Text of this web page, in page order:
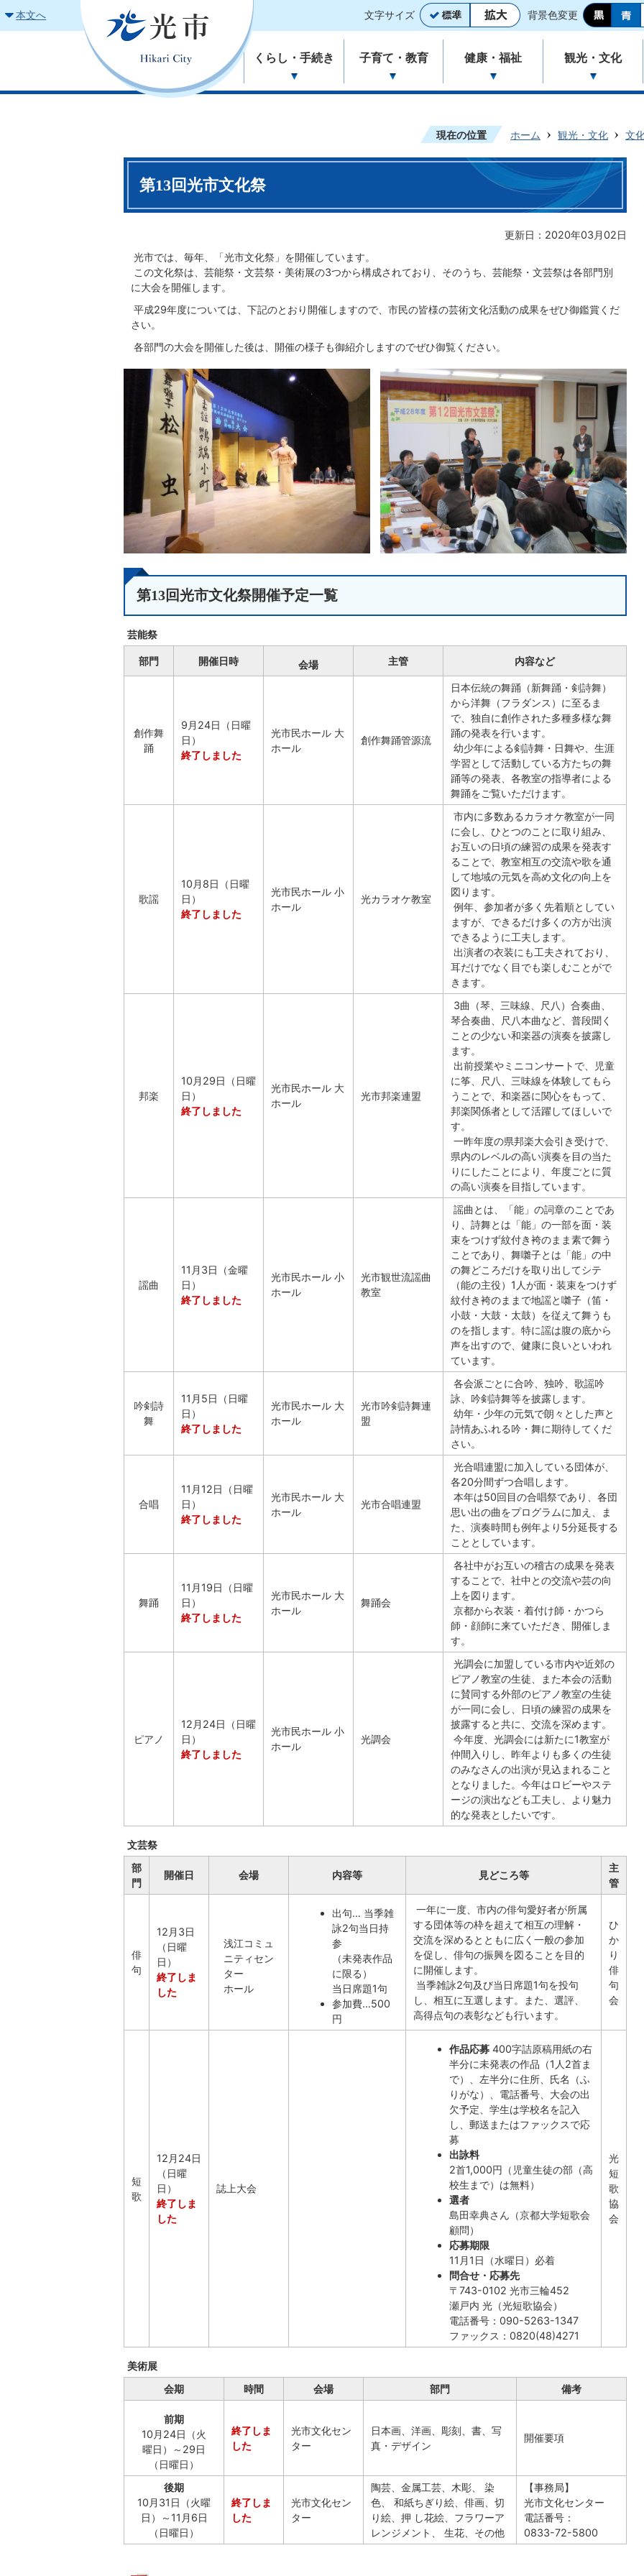
本文へ 文字サイズ 背景色変更
くらし・手続き 子育て・教育 健康・福祉 観光・文化
現在の位置 ホーム 観光・文化 文
第13回光市文化祭
更新日：2020年03月02日
光市では、毎年、「光市文化祭」を開催しています。
この文化祭は、芸能祭・文芸祭・美術展の3つから構成されており、そのうち、芸能祭・文芸祭は各部門別
に大会を開催します。
平成29年度については、下記のとおり開催しますので、市民の皆様の芸術文化活動の成果をぜひ御鑑賞くだ
さい。
各部門の大会を開催した後は、開催の様子も御紹介しますのでぜひ御覧ください。
第13回光市文化祭開催予定一覧
芸能祭
部門 開催日時 会場 主管 内容など
創作舞
踊
9月24日（日曜
日）
終了しました
光市民ホール 大
ホール
創作舞踊管源流
日本伝統の舞踊（新舞踊・剣詩舞）
から洋舞（フラダンス）に至るま
で、独自に創作された多種多様な舞
踊の発表を行います。
幼少年による剣詩舞・日舞や、生涯
学習として活動している方たちの舞
踊等の発表、各教室の指導者による
舞踊をご覧いただけます。
歌謡
10月8日（日曜
日）
終了しました
光市民ホール 小
ホール
光カラオケ教室
市内に多数あるカラオケ教室が一同
に会し、ひとつのことに取り組み、
お互いの日頃の練習の成果を発表す
ることで、教室相互の交流や歌を通
して地域の元気を高め文化の向上を
図ります。
例年、参加者が多く先着順としてい
ますが、できるだけ多くの方が出演
できるように工夫します。
出演者の衣装にも工夫されており、
耳だけでなく目でも楽しむことがで
きます。
邦楽
10月29日（日曜
日）
終了しました
光市民ホール 大
ホール
光市邦楽連盟
3曲（琴、三味線、尺八）合奏曲、
琴合奏曲、尺八本曲など、普段聞く
ことの少ない和楽器の演奏を披露し
ます。
出前授業やミニコンサートで、児童
に筝、尺八、三味線を体験してもら
うことで、和楽器に関心をもって、
邦楽関係者として活躍してほしいで
す。
一昨年度の県邦楽大会引き受けで、
県内のレベルの高い演奏を目の当た
りにしたことにより、年度ごとに質
の高い演奏を目指しています。
謡曲
11月3日（金曜
日）
終了しました
光市民ホール 小
ホール
光市観世流謡曲
教室
謡曲とは、「能」の詞章のことであ
り、詩舞とは「能」の一部を面・装
束をつけず紋付き袴のまま素で舞う
ことであり、舞囃子とは「能」の中
の舞どころだけを取り出してシテ
（能の主役）1人が面・装束をつけず
紋付き袴のままで地謡と囃子（笛・
小鼓・大鼓・太鼓）を従えて舞うも
のを指します。特に謡は腹の底から
声を出すので、健康に良いといわれ
ています。
吟剣詩
舞
11月5日（日曜
日）
終了しました
光市民ホール 大
ホール
光市吟剣詩舞連
盟
各会派ごとに合吟、独吟、歌謡吟
詠、吟剣詩舞等を披露します。
幼年・少年の元気で朗々とした声と
詩情あふれる吟・舞に期待してくだ
さい。
合唱
11月12日（日曜
日）
終了しました
光市民ホール 大
ホール
光市合唱連盟
光合唱連盟に加入している団体が、
各20分間ずつ合唱します。
本年は50回目の合唱祭であり、各団
思い出の曲をプログラムに加え、ま
た、演奏時間も例年より5分延長する
こととしています。
舞踊
11月19日（日曜
日）
終了しました
光市民ホール 大
ホール
舞踊会
各社中がお互いの稽古の成果を発表
することで、社中との交流や芸の向
上を図ります。
京都から衣装・着付け師・かつら
師・顔師に来ていただき、開催しま
す。
ピアノ
12月24日（日曜
日）
終了しました
光市民ホール 小
ホール
光調会
光調会に加盟している市内や近郊の
ピアノ教室の生徒、また本会の活動
に賛同する外部のピアノ教室の生徒
が一同に会し、日頃の練習の成果を
披露すると共に、交流を深めます。
今年度、光調会には新たに1教室が
仲間入りし、昨年よりも多くの生徒
のみなさんの出演が見込まれること
となりました。今年はロビーやステ
ージの演出なども工夫し、より魅力
的な発表としたいです。
文芸祭
部
門
開催日 会場 内容等 見どころ等
主
管
俳
句
12月3日
（日曜
日）
終了しま
した
浅江コミュ
ニティセン
ター
ホール
出句… 当季雑
詠2句当日持
参
（未発表作品
に限る）
当日席題1句
参加費…500
円
一年に一度、市内の俳句愛好者が所属
する団体等の枠を超えて相互の理解・
交流を深めるとともに広く一般の参加
を促し、俳句の振興を図ることを目的
に開催します。
当季雑詠2句及び当日席題1句を投句
し、相互に互選します。また、選評、
高得点句の表彰なども行います。
ひ
か
り
俳
句
会
短
歌
12月24日
（日曜
日）
終了しま
した
誌上大会
作品応募 400字詰原稿用紙の右
半分に未発表の作品（1人2首ま
で）、左半分に住所、氏名（ふ
りがな）、電話番号、大会の出
欠予定、学生は学校名を記入
し、郵送またはファックスで応
募
出詠料
2首1,000円（児童生徒の部（高
校生まで）は無料）
選者
島田幸典さん（京都大学短歌会
顧問）
応募期限
11月1日（水曜日）必着
問合せ・応募先
〒743-0102 光市三輪452
瀬戸内 光（光短歌協会）
電話番号：090-5263-1347
ファックス：0820(48)4271
光
短
歌
協
会
美術展
会期
時間 会場 部門 備考
前期
10月24日（火
曜日）～29日
（日曜日）
終了しま
した
光市文化セン
ター
日本画、洋画、彫刻、書、写
真・デザイン
開催要項
後期
10月31日（火曜
日）～11月6日
（日曜日）
終了しま
した
光市文化セン
ター
陶芸、金属工芸、木彫、 染
色、 和紙ちぎり絵、俳画、切
り絵、押 し花絵、フラワーア
レンジメント、 生花、その他
【事務局】
光市文化センター
電話番号：
0833-72-5800